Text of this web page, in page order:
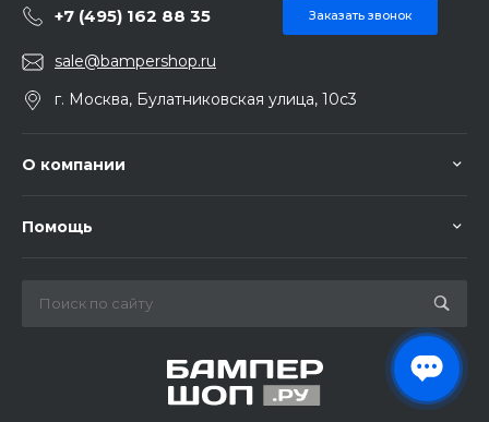
+7 (495) 162 88 35 Заказать звонок
sale@bampershop.ru
г. Москва, Булатниковская улица, 10с3
О компании
Помощь